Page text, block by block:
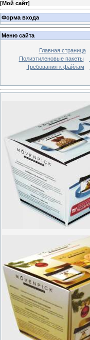
[Мой сайт]
Форма входа
Меню сайта
Главная страница
Полиэтиленовые пакеты
Требования к файлам